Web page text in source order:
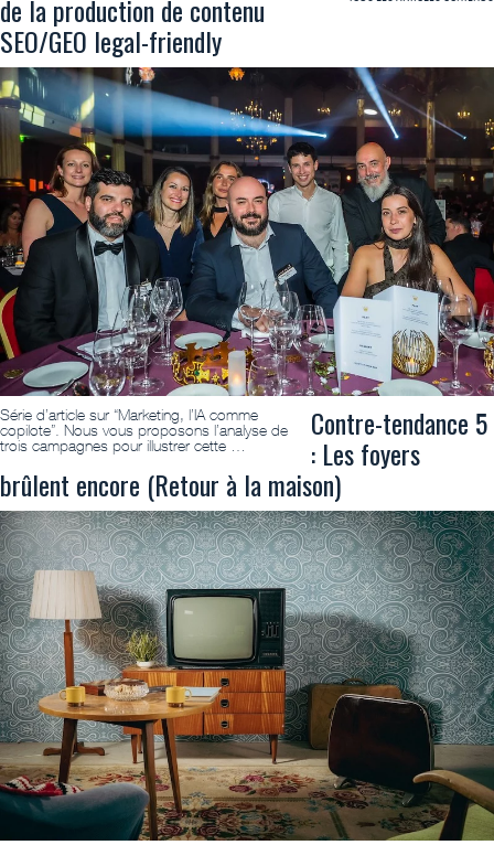
de la production de contenu
SEO/GEO legal-friendly
Série d’article sur “Marketing, l’IA comme
copilote”. Nous vous proposons l’analyse de
trois campagnes pour illustrer cette …
Contre-tendance 5
: Les foyers
brûlent encore (Retour à la maison)